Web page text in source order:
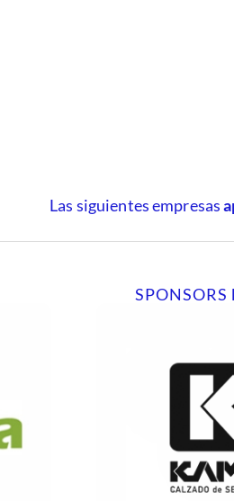
Las siguientes empresas
SPONSORS